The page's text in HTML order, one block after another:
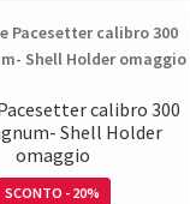
calibro 300
Shell Holder
omaggio
SCONTO - 20%